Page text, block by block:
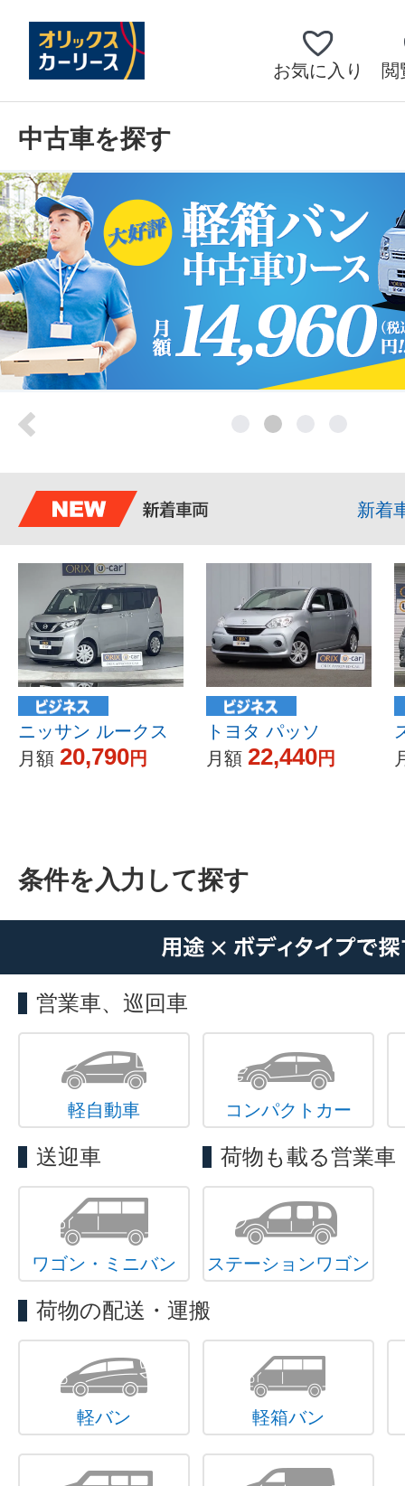
お気に入り 閲
中古車を探す
新着
ニッサン ルークス
月額 20,790円
トヨタ パッソ
月額 22,440円
条件を入力して探す
営業車、巡回車
軽自動車 コンパクトカー
送迎車
ワゴン・ミニバン
荷物も載る営業車
ステーションワゴン
荷物の配送・運搬
軽バン 軽箱バン